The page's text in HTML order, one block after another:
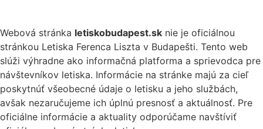
Webová stránka letiskobudapest.sk nie je oficiálnou
stránkou Letiska Ferenca Liszta v Budapešti. Tento web
slúži výhradne ako informačná platforma a sprievodca pre
návštevníkov letiska. Informácie na stránke majú za cieľ
poskytnúť všeobecné údaje o letisku a jeho službách,
avšak nezaručujeme ich úplnú presnosť a aktuálnosť. Pre
oficiálne informácie a aktuality odporúčame navštíviť